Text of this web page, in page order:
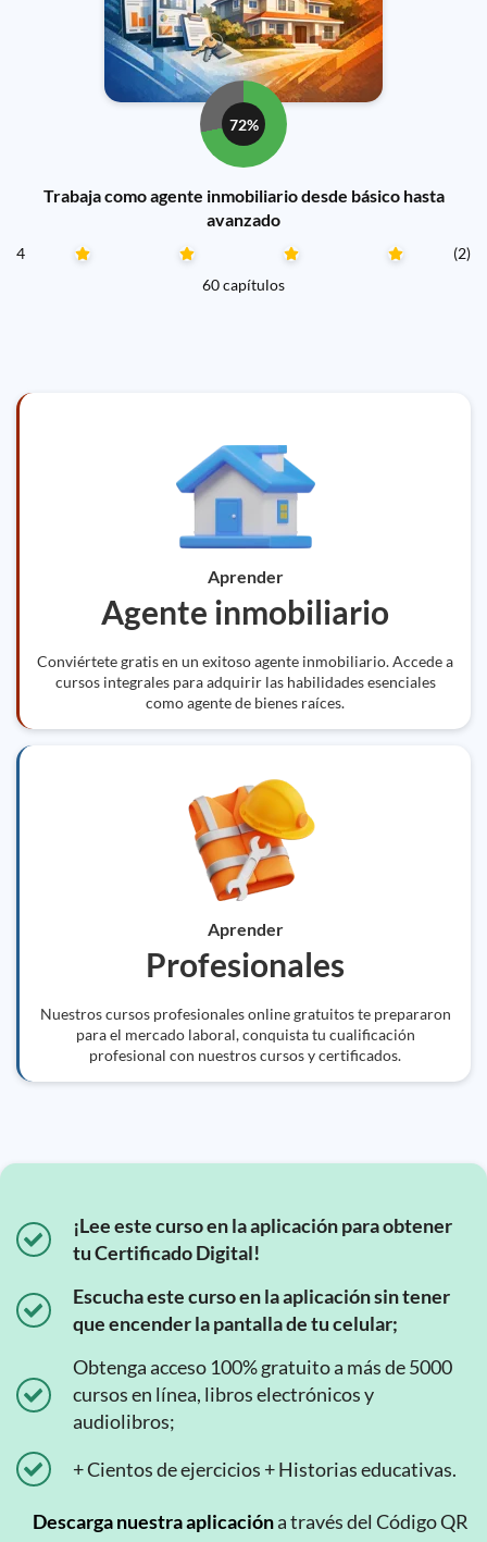
72%
Trabaja como agente inmobiliario desde básico hasta
avanzado
4
(2)
60 capítulos
Aprender
Agente inmobiliario
Conviértete gratis en un exitoso agente inmobiliario. Accede a
cursos integrales para adquirir las habilidades esenciales
como agente de bienes raíces.
Aprender
Profesionales
Nuestros cursos profesionales online gratuitos te prepararon
para el mercado laboral, conquista tu cualificación
profesional con nuestros cursos y certificados.
¡Lee este curso en la aplicación para obtener
tu Certificado Digital!
Escucha este curso en la aplicación sin tener
que encender la pantalla de tu celular;
Obtenga acceso 100% gratuito a más de 5000
cursos en línea, libros electrónicos y
audiolibros;
+ Cientos de ejercicios + Historias educativas.
Descarga nuestra aplicacióna través del Código QR